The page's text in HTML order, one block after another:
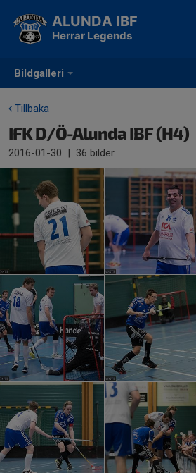
Bildgalleri
ALUNDA IBF
Herrar Legends
Tillbaka
IFK D/Ö-Alunda IBF (H4)
2016-01-30 | 36 bilder